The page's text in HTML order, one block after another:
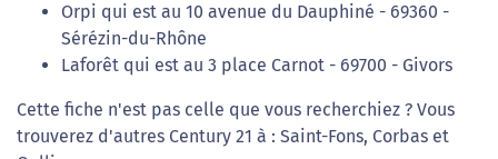
Orpi qui est au 10 avenue du Dauphiné - 69360 -
Sérézin-du-Rhône
Laforêt qui est au 3 place Carnot - 69700 - Givors
Cette fiche n'est pas celle que vous recherchiez ? Vous
trouverez d'autres Century 21 à : Saint-Fons, Corbas et